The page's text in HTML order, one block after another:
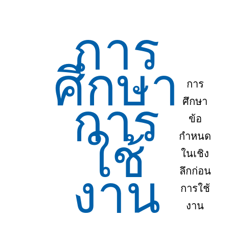
การ
ศึกษา
การ
ใช้
งาน
การ
ศึกษา
ข้อ
กำหนด
ในเชิง
ลึกก่อน
การใช้
งาน